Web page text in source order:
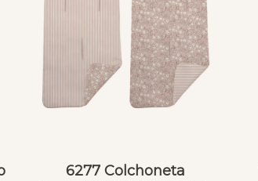
6277 Colchoneta